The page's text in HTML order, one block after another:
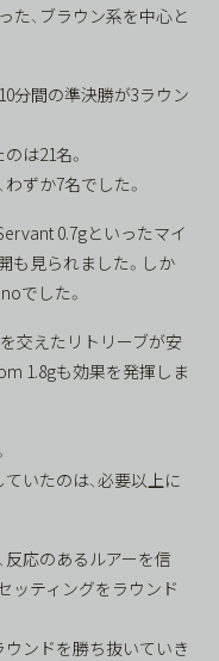
た、ブラウン系を中心と
分間の準決勝が3ラウン
は21名。
ずか7名でした。
0.7gといったマイ
も見られました。しか
でした。
交えたリトリーブが安
1.8gも効果を発揮しま
いたのは、必要以上に
反応のあるルアーを信
ッティングをラウンド
ウンドを勝ち抜いていき